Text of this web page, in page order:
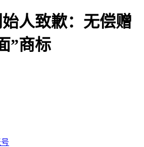
人致歉：无偿赠
”商标